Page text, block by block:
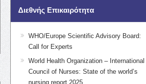
Διεθνής Επικαιρότητα
WHO/Europe Scientific Advisory Board:
Call for Experts
World Health Organization – International
Council of Nurses: State of the world’s
nursing report 2025